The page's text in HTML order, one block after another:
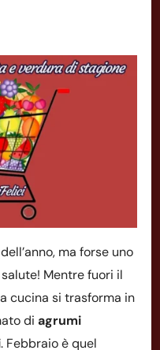
ma forse uno
Mentre fuori il
cucina si trasforma in
di agrumi
. Febbraio è quel